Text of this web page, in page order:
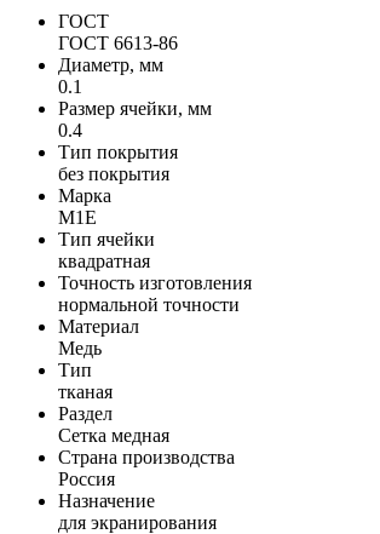
ГОСТ
ГОСТ 6613-86
Диаметр, мм
0.1
Размер ячейки, мм
0.4
Тип покрытия
без покрытия
Марка
М1Е
Тип ячейки
квадратная
Точность изготовления
нормальной точности
Материал
Медь
Тип
тканая
Раздел
Сетка медная
Страна производства
Россия
Назначение
для экранирования